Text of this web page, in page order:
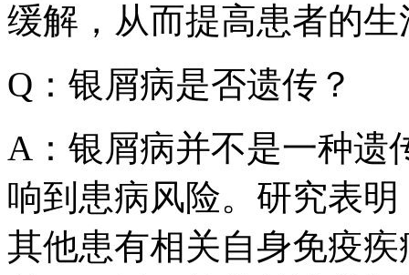
缓解，从而提高患者的
Q：银屑病是否遗传？
A：银屑病并不是一种遗
响到患病风险。研究表
其他患有相关自身免疫